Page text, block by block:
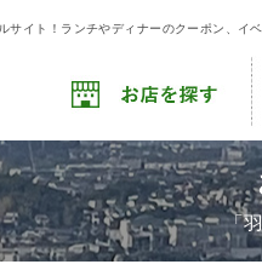
サイト！ランチやディナーのクーポン、イ
「